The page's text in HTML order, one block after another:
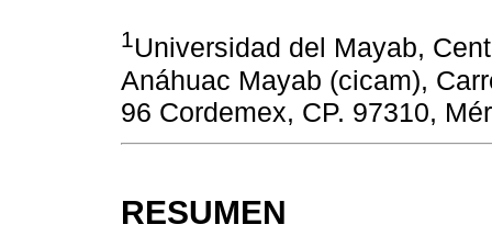
1Universidad del Mayab,
Anáhuac Mayab (cicam),
96 Cordemex, CP. 97310,
RESUMEN